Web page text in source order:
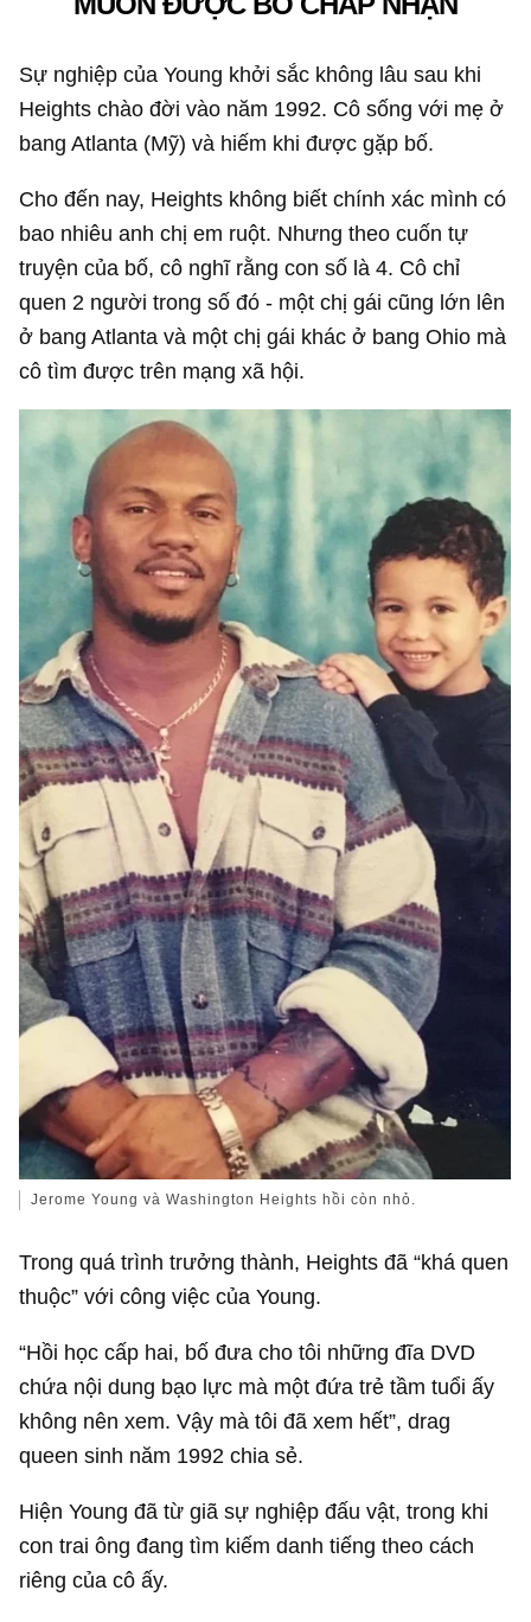
Sự nghiệp của Young khởi sắc không lâu sau khi
Heights chào đời vào năm 1992. Cô sống với mẹ ở
bang Atlanta (Mỹ) và hiếm khi được gặp bố.
Cho đến nay, Heights không biết chính xác mình có
bao nhiêu anh chị em ruột. Nhưng theo cuốn tự
truyện của bố, cô nghĩ rằng con số là 4. Cô chỉ
quen 2 người trong số đó - một chị gái cũng lớn lên
ở bang Atlanta và một chị gái khác ở bang Ohio mà
cô tìm được trên mạng xã hội.
Jerome Young và Washington Heights hồi còn nhỏ.
Trong quá trình trưởng thành, Heights đã “khá quen
thuộc” với công việc của Young.
“Hồi học cấp hai, bố đưa cho tôi những đĩa DVD
chứa nội dung bạo lực mà một đứa trẻ tầm tuổi ấy
không nên xem. Vậy mà tôi đã xem hết”, drag
queen sinh năm 1992 chia sẻ.
Hiện Young đã từ giã sự nghiệp đấu vật, trong khi
con trai ông đang tìm kiếm danh tiếng theo cách
riêng của cô ấy.